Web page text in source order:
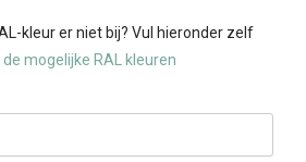
kleur er niet bij? Vul hieronder zelf
de mogelijke RAL kleuren